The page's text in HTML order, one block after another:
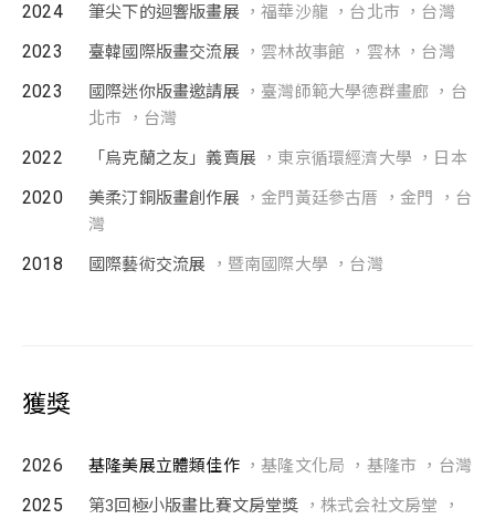
2024 筆尖下的迴響版畫展 ，福華沙龍 ，台北市 ，台灣
2023 臺韓國際版畫交流展 ，雲林故事館 ，雲林 ，台灣
2023 國際迷你版畫邀請展 ，臺灣師範大學德群畫廊 ，台
北市 ，台灣
2022 「烏克蘭之友」義賣展 ，東京循環經濟大學 ，日本
2020 美柔汀銅版畫創作展 ，金門黃廷參古厝 ，金門 ，台
灣
2018 國際藝術交流展 ，暨南國際大學 ，台灣
獲獎
2026 基隆美展立體類佳作，基隆文化局 ，基隆市 ，台灣
2025 第3回極小版畫比賽文房堂獎 ，株式会社文房堂 ，